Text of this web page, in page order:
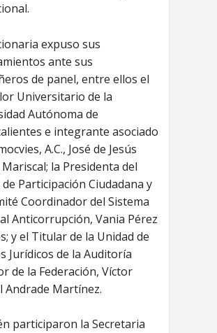
expuso sus
ante sus
de panel, entre ellos el
Universitario de la
Autónoma de
e integrante asociado
A.C., José de Jesús
la Presidenta del
Participación Ciudadana y
Coordinador del Sistema
Anticorrupción, Vania Pérez
y el Titular de la Unidad de
Jurídicos de la Auditoría
de la Federación, Víctor
Andrade Martínez.
participaron la Secretaria